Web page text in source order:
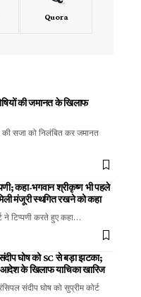
Quora
की जमानत के खिलाफ
की सजा को निलंबित कर जमानत
कहा-भगवान श्रीकृष्ण भी पहले
मंजूरी स्थगित रखने को कहा
ने टिप्पणी करते हुए कहा…
घोष को SC से बड़ा झटका;
के खिलाफ याचिका खारिज
संदीप घोष को सुप्रीम कोर्ट